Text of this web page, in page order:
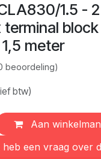
1.5 -
terminal
meter
beoordeling)
btw)
Aan
heb een vraag over